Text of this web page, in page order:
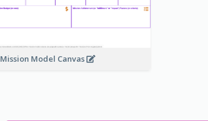
Mission Model Canvas